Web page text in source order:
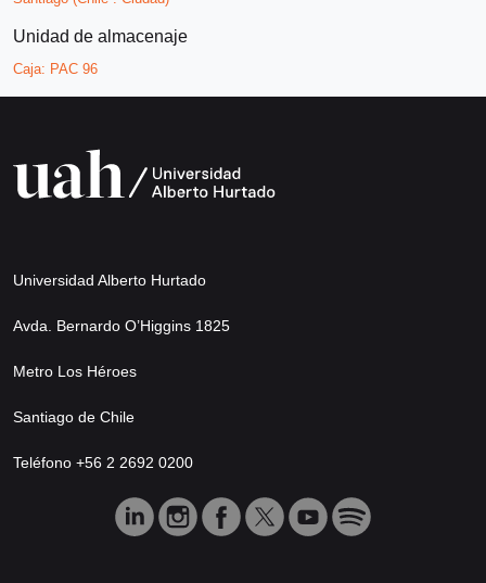
Unidad de almacenaje
Caja: PAC 96
Universidad Alberto Hurtado
Avda. Bernardo O’Higgins 1825
Metro Los Héroes
Santiago de Chile
Teléfono +56 2 2692 0200